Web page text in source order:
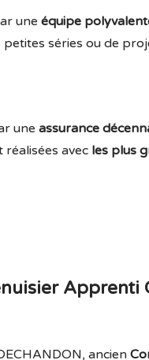
une équipe
petites séries ou de
une assurance
réalisées avec les plus
Apprenti
ancien